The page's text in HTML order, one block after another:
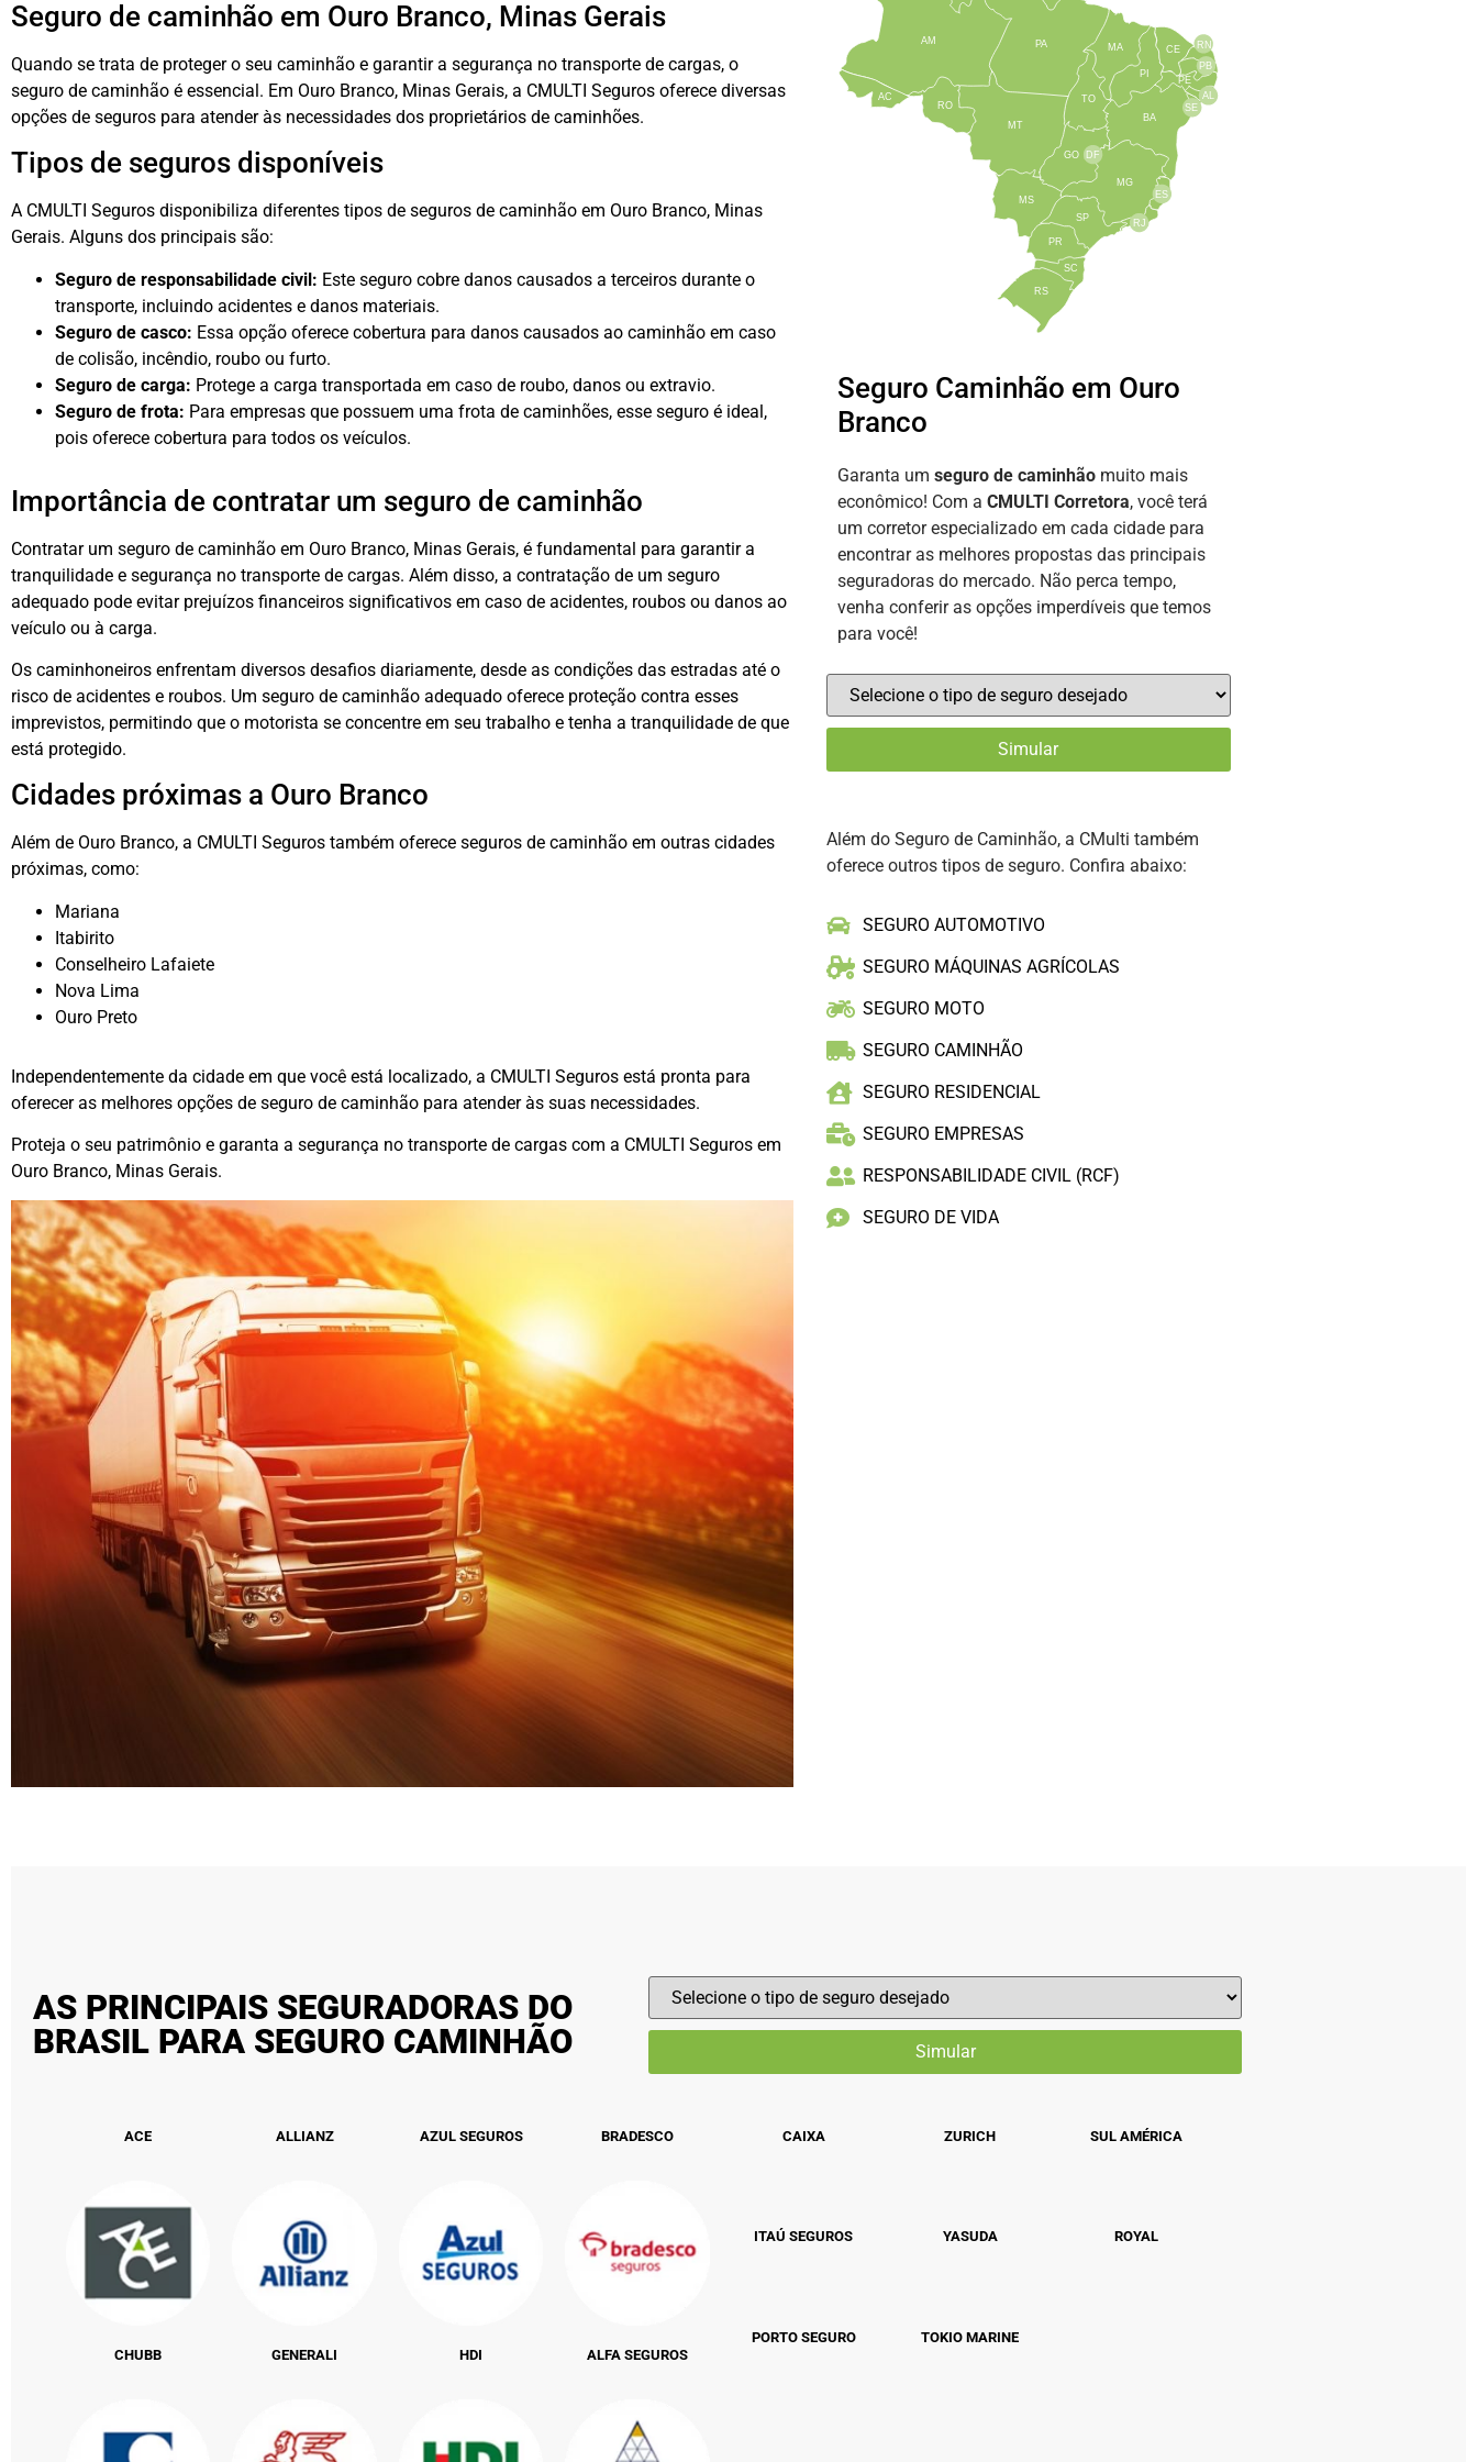
Seguro de caminhão em Ouro Branco, Minas Gerais
Quando se trata de proteger o seu caminhão e garantir a segurança no transporte de cargas, o
seguro de caminhão é essencial. Em Ouro Branco, Minas Gerais, a CMULTI Seguros oferece diversas
opções de seguros para atender às necessidades dos proprietários de caminhões.
Tipos de seguros disponíveis
A CMULTI Seguros disponibiliza diferentes tipos de seguros de caminhão em Ouro Branco, Minas
Gerais. Alguns dos principais são:
Seguro de responsabilidade civil: Este seguro cobre danos causados a terceiros durante o
transporte, incluindo acidentes e danos materiais.
Seguro de casco: Essa opção oferece cobertura para danos causados ao caminhão em caso
de colisão, incêndio, roubo ou furto.
Seguro de carga: Protege a carga transportada em caso de roubo, danos ou extravio.
Seguro de frota: Para empresas que possuem uma frota de caminhões, esse seguro é ideal,
pois oferece cobertura para todos os veículos.
Importância de contratar um seguro de caminhão
Contratar um seguro de caminhão em Ouro Branco, Minas Gerais, é fundamental para garantir a
tranquilidade e segurança no transporte de cargas. Além disso, a contratação de um seguro
adequado pode evitar prejuízos financeiros significativos em caso de acidentes, roubos ou danos ao
veículo ou à carga.
Os caminhoneiros enfrentam diversos desafios diariamente, desde as condições das estradas até o
risco de acidentes e roubos. Um seguro de caminhão adequado oferece proteção contra esses
imprevistos, permitindo que o motorista se concentre em seu trabalho e tenha a tranquilidade de que
está protegido.
Cidades próximas a Ouro Branco
Além de Ouro Branco, a CMULTI Seguros também oferece seguros de caminhão em outras cidades
próximas, como:
Mariana
Itabirito
Conselheiro Lafaiete
Nova Lima
Ouro Preto
Independentemente da cidade em que você está localizado, a CMULTI Seguros está pronta para
oferecer as melhores opções de seguro de caminhão para atender às suas necessidades.
Proteja o seu patrimônio e garanta a segurança no transporte de cargas com a CMULTI Seguros em
Ouro Branco, Minas Gerais.
TO
BA
SE
PE
AL
RN
CE
PI
MA
PA
AM
AC
RO
MT
MS
GO
PR
SC
RS
SP
MG
RJ
ES
DF
PB
Seguro Caminhão em Ouro
Branco
Garanta um seguro de caminhão muito mais
econômico! Com a CMULTI Corretora, você terá
um corretor especializado em cada cidade para
encontrar as melhores propostas das principais
seguradoras do mercado. Não perca tempo,
venha conferir as opções imperdíveis que temos
para você!
Além do Seguro de Caminhão, a CMulti também
oferece outros tipos de seguro. Confira abaixo:
SEGURO AUTOMOTIVO
SEGURO MÁQUINAS AGRÍCOLAS
SEGURO MOTO
SEGURO CAMINHÃO
SEGURO RESIDENCIAL
SEGURO EMPRESAS
RESPONSABILIDADE CIVIL (RCF)
SEGURO DE VIDA
AS PRINCIPAIS SEGURADORAS DO
BRASIL PARA SEGURO CAMINHÃO
ACE
CHUBB
ALLIANZ
GENERALI
AZUL SEGUROS
HDI
BRADESCO
ALFA SEGUROS
CAIXA
ITAÚ SEGUROS
PORTO SEGURO
ZURICH
YASUDA
TOKIO MARINE
SUL AMÉRICA
ROYAL